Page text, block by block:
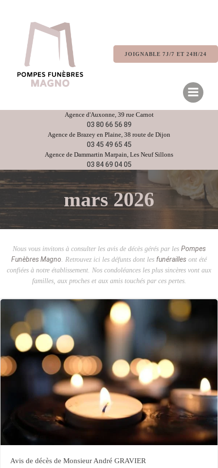
JOIGNABLE 7J/7 ET 24H/24
Agence d'Auxonne, 39 rue Carnot
03 80 66 56 89
Agence de Brazey en Plaine, 38 route de Dijon
03 45 49 65 45
Agence de Dammartin Marpain, Les Neuf Sillons
03 84 69 04 05
mars 2026
Nous vous invitons à consulter les avis de décès gérés par les Pompes
Funèbres Magno. Retrouvez ici les défunts dont les funérailles ont été
confiées à notre établissement. Nos condoléances les plus sincères vont aux
familles, aux proches et aux amis touchés par ces pertes.
Avis de décès de Monsieur André GRAVIER